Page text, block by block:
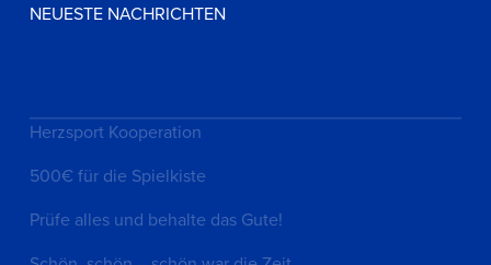
NEUESTE NACHRICHTEN
Herzsport Kooperation
500€ für die Spielkiste
Prüfe alles und behalte das Gute!